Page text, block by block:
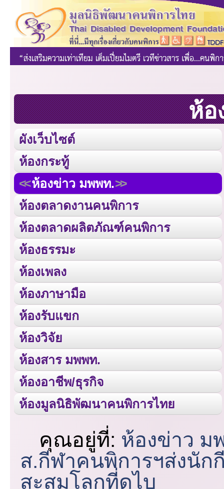
ห้อ
ผังเว็บไซต์
ห้องกระทู้
ห้องข่าว มพพท.
ห้องตลาดงานคนพิการ
ห้องตลาดผลิตภัณฑ์คนพิการ
ห้องธรรมะ
ห้องเพลง
ห้องภาษามือ
ห้องรับแขก
ห้องวิจัย
ห้องสาร มพพท.
ห้องอาชีพ/ธุรกิจ
ห้องมูลนิธิพัฒนาคนพิการไทย
คุณอยู่ที่: ห้องข่าว ม
ส.กีฬาคนพิการฯส่งนัก
สะสมโลกที่ดูไบ